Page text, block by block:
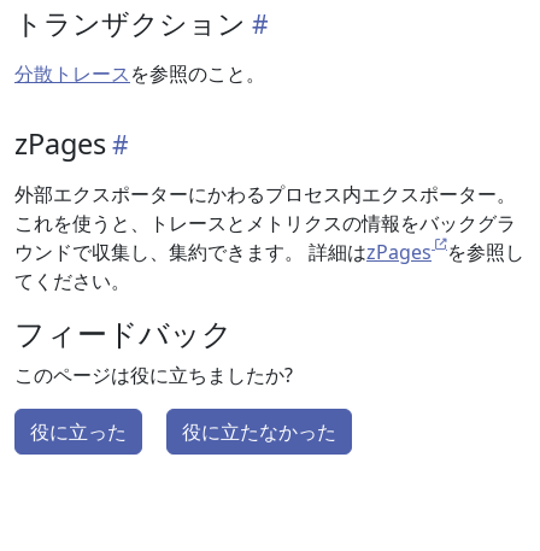
トランザクション
分散トレースを参照のこと。
zPages
外部エクスポーターにかわるプロセス内エクスポーター。
これを使うと、トレースとメトリクスの情報をバックグラ
ウンドで収集し、集約できます。 詳細はzPages
を参照し
てください。
フィードバック
このページは役に立ちましたか?
役に立った 役に立たなかった